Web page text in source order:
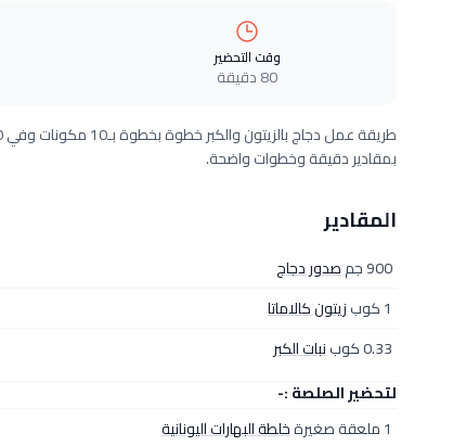
وقت التحضير
80 دقيقة
بمقادير دقيقة وخطوات واضحة.
المقادير
900 جم
صدور دجاج
1 كوب
زيتون كالاماتا
0.33 كوب
نبات الكبر
لتحضير الصلصة :-
1 ملعقة صغيرة
خلطة البهارات اليونانية